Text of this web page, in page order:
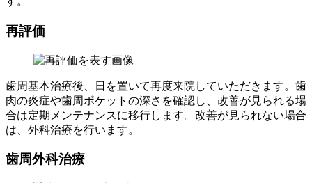
再評価
歯周基本治療後、日を置いて再度来院していただきます。歯
肉の炎症や歯周ポケットの深さを確認し、改善が見られる場
合は定期メンテナンスに移行します。改善が見られない場合
は、外科治療を行います。
歯周外科治療